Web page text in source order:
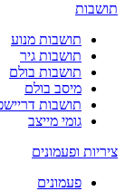
תושבות
תושבות מנוע
תושבות גיר
תושבות בולם
מיסב בולם
תושבות
גומי מייצב
ציריות ופעמונים
פעמונים